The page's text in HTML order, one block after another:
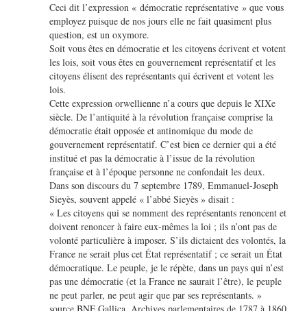
Ceci dit l’expression « démocratie représentative » que vous
employez puisque de nos jours elle ne fait quasiment plus
question, est un oxymore.
Soit vous êtes en démocratie et les citoyens écrivent et votent
les lois, soit vous êtes en gouvernement représentatif et les
citoyens élisent des représentants qui écrivent et votent les
lois.
Cette expression orwellienne n’a cours que depuis le XIXe
siècle. De l’antiquité à la révolution française comprise la
démocratie était opposée et antinomique du mode de
gouvernement représentatif. C’est bien ce dernier qui a été
institué et pas la démocratie à l’issue de la révolution
française et à l’époque personne ne confondait les deux.
Dans son discours du 7 septembre 1789, Emmanuel-Joseph
Sieyès, souvent appelé « l’abbé Sieyès » disait :
« Les citoyens qui se nomment des représentants renoncent et
doivent renoncer à faire eux-mêmes la loi ; ils n’ont pas de
volonté particulière à imposer. S’ils dictaient des volontés, la
France ne serait plus cet État représentatif ; ce serait un État
démocratique. Le peuple, je le répète, dans un pays qui n’est
pas une démocratie (et la France ne saurait l’être), le peuple
ne peut parler, ne peut agir que par ses représentants. »